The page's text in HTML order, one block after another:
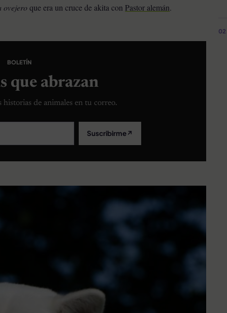
ovejeroque era un cruce de akita con Pastor alemán.
BOLETÍN
que abrazan
historias de animales en tu correo.
Suscribirme↗